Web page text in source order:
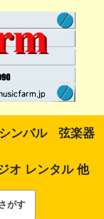
シンバル 弦楽器
オ レンタル 他